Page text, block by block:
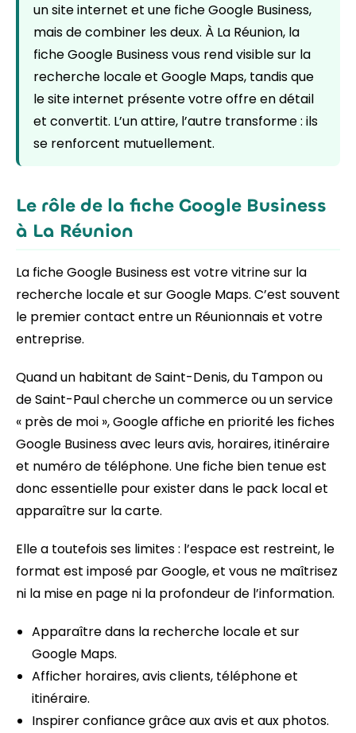
un site internet et une fiche Google Business,
mais de combiner les deux. À La Réunion, la
fiche Google Business vous rend visible sur la
recherche locale et Google Maps, tandis que
le site internet présente votre offre en détail
et convertit. L’un attire, l’autre transforme : ils
se renforcent mutuellement.
Le rôle de la fiche Google Business
à La Réunion
La fiche Google Business est votre vitrine sur la
recherche locale et sur Google Maps. C’est souvent
le premier contact entre un Réunionnais et votre
entreprise.
Quand un habitant de Saint-Denis, du Tampon ou
de Saint-Paul cherche un commerce ou un service
« près de moi », Google affiche en priorité les fiches
Google Business avec leurs avis, horaires, itinéraire
et numéro de téléphone. Une fiche bien tenue est
donc essentielle pour exister dans le pack local et
apparaître sur la carte.
Elle a toutefois ses limites : l’espace est restreint, le
format est imposé par Google, et vous ne maîtrisez
ni la mise en page ni la profondeur de l’information.
Apparaître dans la recherche locale et sur
Google Maps.
Afficher horaires, avis clients, téléphone et
itinéraire.
Inspirer confiance grâce aux avis et aux photos.